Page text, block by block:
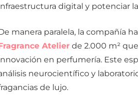
digital y potenciar
manera paralela, la compañía
Atelierde 2.000 m²
en perfumería. Este
neurocientífico y
de lujo.